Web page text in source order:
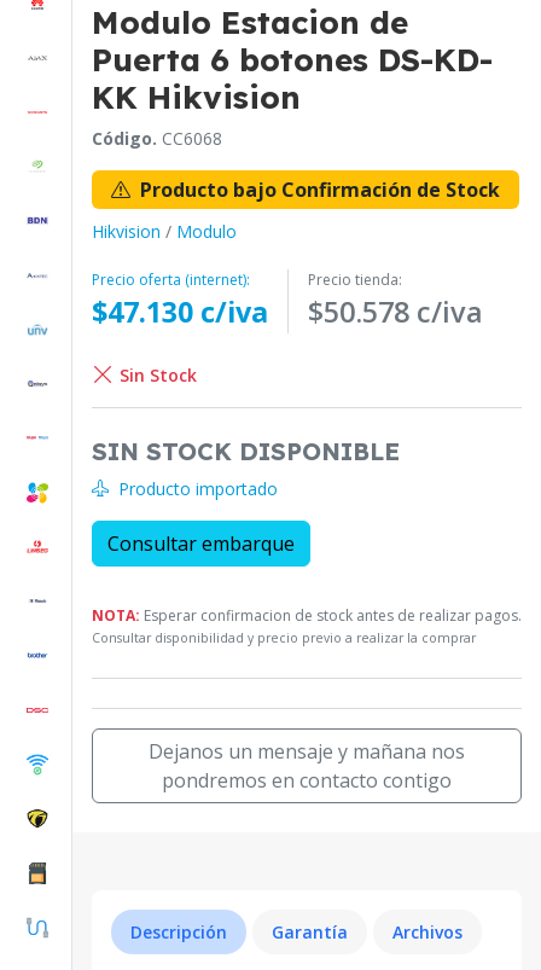
Modulo Estacion de
Puerta 6 botones DS-KD-
KK Hikvision
Código. CC6068
Producto bajo Confirmación de Stock
Hikvision / Modulo
Precio oferta (internet):
$47.130 c/iva
Precio tienda:
$50.578 c/iva
Sin Stock
SIN STOCK DISPONIBLE
Producto importado
Consultar embarque
NOTA: Esperar confirmacion de stock antes de realizar pagos.
Consultar disponibilidad y precio previo a realizar la comprar
Dejanos un mensaje y mañana nos
pondremos en contacto contigo
Descripción Garantía Archivos